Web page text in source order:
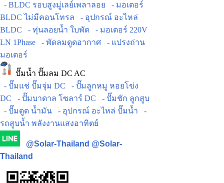
- BLDC รอบสูงมู่เลย์เพลาลอย
- มอเตอร์
BLDC ไม่มีคอนโทรล
- อุปกรณ์ อะไหล่
BLDC
- ทุ่นลอยน้ำ ใบพัด
- มอเตอร์ 220V
LN 1Phase
- พัดลมดูดอากาศ
- แปรงถ่าน
มอเตอร์
ปั๊มน้ำ ปั๊มลม DC AC
- ปั๊มแช่ ปั๊มจุ่ม DC
- ปั๊มลูกหมู หอยโข่ง
DC
- ปั๊มบาดาล โซลาร์ DC
- ปั๊มชัก ลูกสูบ
- ปั๊มดูด น้ำมัน
- อุปกรณ์ อะไหล่ ปั๊มน้ำ
-
รถสูบน้ำ พลังงานแสงอาทิตย์
@Solar-Thailand @Solar-
Thailand